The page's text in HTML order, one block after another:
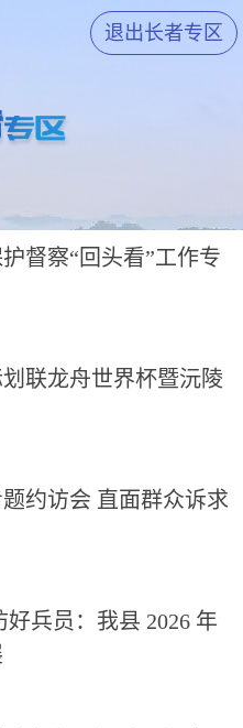
退出长者专区
督察“回头看”工作专
联龙舟世界杯暨沅陵
约访会 直面群众诉求
兵员：我县 2026 年